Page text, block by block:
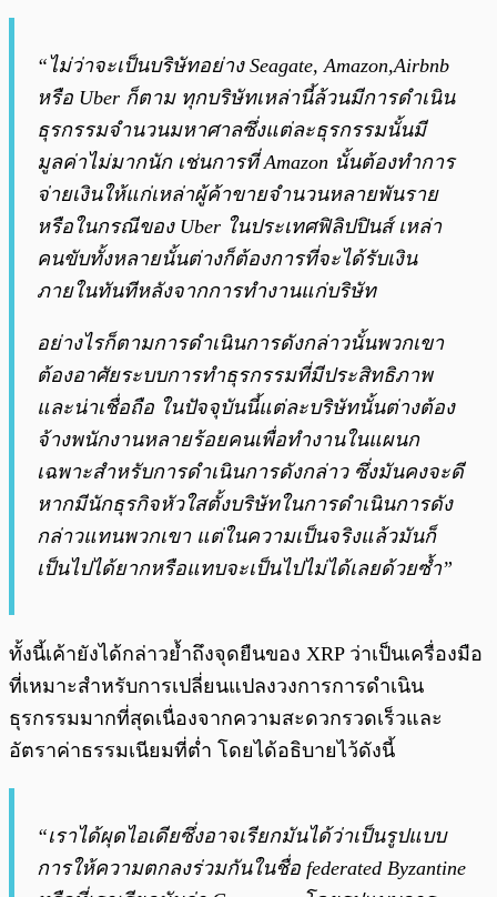
“ไม่ว่าจะเป็นบริษัทอย่าง Seagate, Amazon,Airbnb
หรือ Uber ก็ตาม ทุกบริษัทเหล่านี้ล้วนมีการดำเนิน
ธุรกรรมจำนวนมหาศาลซึ่งแต่ละธุรกรรมนั้นมี
มูลค่าไม่มากนัก เช่นการที่ Amazon นั้นต้องทำการ
จ่ายเงินให้แก่เหล่าผู้ค้าขายจำนวนหลายพันราย
หรือในกรณีของ Uber ในประเทศฟิลิปปินส์ เหล่า
คนขับทั้งหลายนั้นต่างก็ต้องการที่จะได้รับเงิน
ภายในทันทีหลังจากการทำงานแก่บริษัท
อย่างไรก็ตามการดำเนินการดังกล่าวนั้นพวกเขา
ต้องอาศัยระบบการทำธุรกรรมที่มีประสิทธิภาพ
และน่าเชื่อถือ ในปัจจุบันนี้แต่ละบริษัทนั้นต่างต้อง
จ้างพนักงานหลายร้อยคนเพื่อทำงานในแผนก
เฉพาะสำหรับการดำเนินการดังกล่าว ซึ่งมันคงจะดี
หากมีนักธุรกิจหัวใสตั้งบริษัทในการดำเนินการดัง
กล่าวแทนพวกเขา แต่ในความเป็นจริงแล้วมันก็
เป็นไปได้ยากหรือแทบจะเป็นไปไม่ได้เลยด้วยซ้ำ”
ทั้งนี้เค้ายังได้กล่าวย้ำถึงจุดยืนของ XRP ว่าเป็นเครื่องมือ
ที่เหมาะสำหรับการเปลี่ยนแปลงวงการการดำเนิน
ธุรกรรมมากที่สุดเนื่องจากความสะดวกรวดเร็วและ
อัตราค่าธรรมเนียมที่ต่ำ โดยได้อธิบายไว้ดังนี้
“เราได้ผุดไอเดียซึ่งอาจเรียกมันได้ว่าเป็นรูปแบบ
การให้ความตกลงร่วมกันในชื่อ federated Byzantine